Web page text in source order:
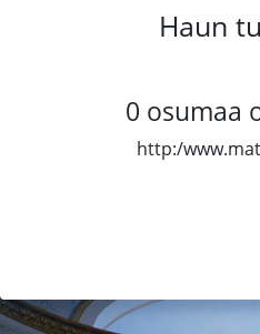
Haun
0 osumaa
http:/